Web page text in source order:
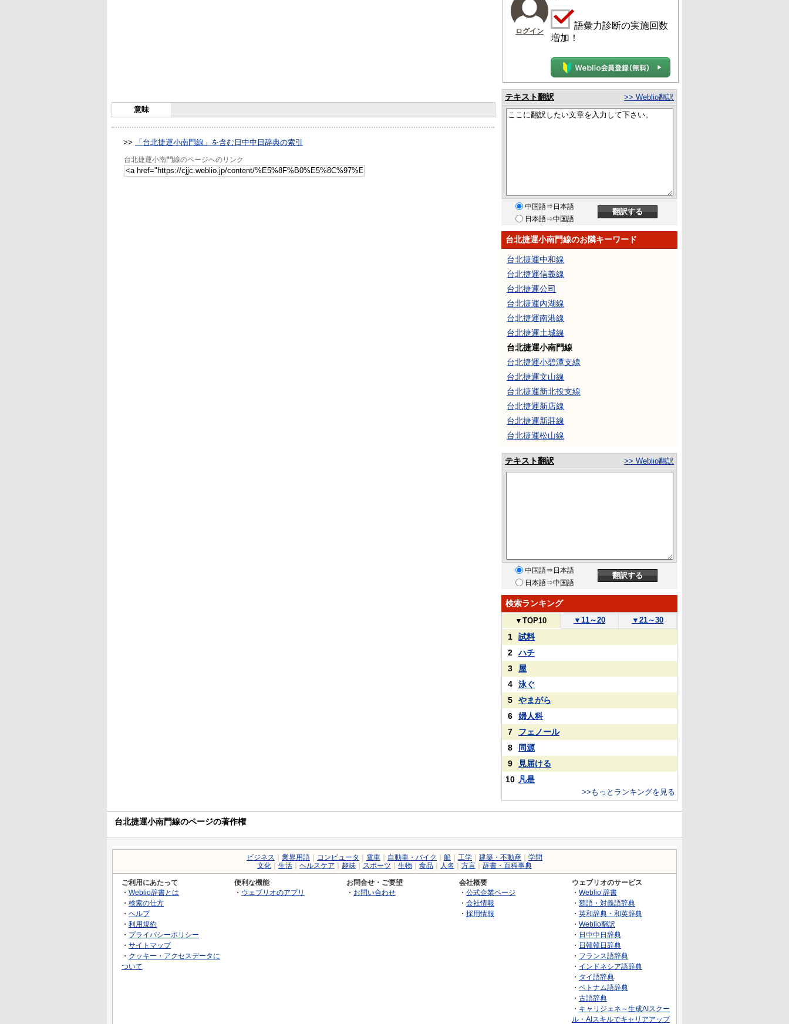
意味
>> 「台北捷運小南門線」を含む日中中日辞典の索引
台北捷運小南門線のページへのリンク
ログイン
語彙力診断の実施回数
増加！
テキスト翻訳 >> Weblio翻訳
中国語⇒日本語
日本語⇒中国語
台北捷運小南門線のお隣キーワード
台北捷運中和線
台北捷運信義線
台北捷運公司
台北捷運內湖線
台北捷運南港線
台北捷運土城線
台北捷運小南門線
台北捷運小碧潭支線
台北捷運文山線
台北捷運新北投支線
台北捷運新店線
台北捷運新莊線
台北捷運松山線
テキスト翻訳 >> Weblio翻訳
中国語⇒日本語
日本語⇒中国語
検索ランキング
▼ TOP10 ▼ 11～20 ▼ 21～30
1
試料
2
ハチ
3
屋
4
泳ぐ
5
やまがら
6
婦人科
7
フェノール
8
同源
9
見届ける
10 凡是
>>もっとランキングを見る
台北捷運小南門線のページの著作権
ビジネス 業界用語 コンピュータ 電車 自動車・バイク 船 工学 建築・不動産
学問
文化
生活 ヘルスケア 趣味 スポーツ 生物 食品 人名 方言 辞書・百科事典
ご利用にあたって
・ Weblio辞書とは
・ 検索の仕方
・ ヘルプ
・ 利用規約
・ プライバシーポリシー
・ サイトマップ
・ クッキー・アクセスデータに
ついて
便利な機能
・ ウェブリオのアプリ
お問合せ・ご要望
・ お問い合わせ
会社概要
・ 公式企業ページ
・ 会社情報
・ 採用情報
ウェブリオのサービス
・ Weblio 辞書
・ 類語・対義語辞典
・ 英和辞典・和英辞典
・ Weblio翻訳
・ 日中中日辞典
・ 日韓韓日辞典
・ フランス語辞典
・ インドネシア語辞典
・ タイ語辞典
・ ベトナム語辞典
・ 古語辞典
・ キャリジェネ～生成AIスクー
ル・AIスキルでキャリアアップ